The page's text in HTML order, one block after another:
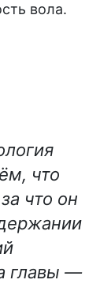
вола.
что
что он
главы —